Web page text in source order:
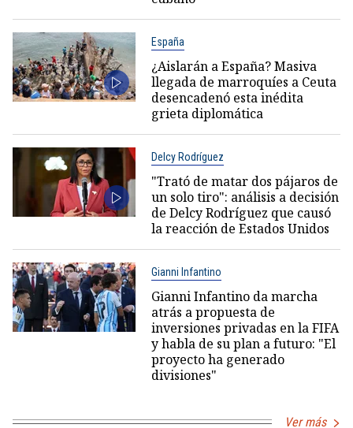
España
¿Aislarán a España? Masiva
llegada de marroquíes a Ceuta
desencadenó esta inédita
grieta diplomática
Delcy Rodríguez
"Trató de matar dos pájaros de
un solo tiro": análisis a decisión
de Delcy Rodríguez que causó
la reacción de Estados Unidos
Gianni Infantino
Gianni Infantino da marcha
atrás a propuesta de
inversiones privadas en la FIFA
y habla de su plan a futuro: "El
proyecto ha generado
divisiones"
Ver más